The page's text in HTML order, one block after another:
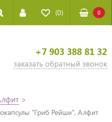
(0) 0
+7 903 388 81 32
заказать обратный звонок
>
"Гриб Рейши", Алфит